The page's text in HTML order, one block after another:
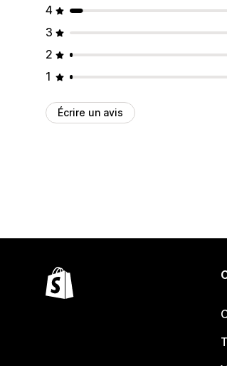
4
3
2
1
Écrire un avis